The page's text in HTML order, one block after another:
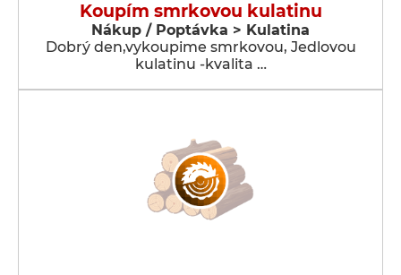
Koupím smrkovou kulatinu
Nákup / Poptávka > Kulatina
Dobrý den,vykoupime smrkovou, Jedlovou
kulatinu -kvalita …